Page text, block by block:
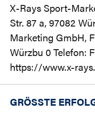
X-Rays Sport-
Str. 87 a, 97082
Marketing GmbH,
Würzbu 0 Telefon:
https://www.x-
GRÖSSTE